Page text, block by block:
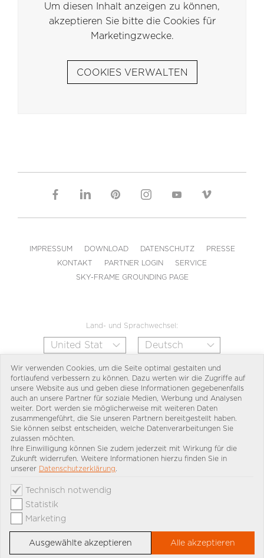
Um diesen Inhalt anzeigen zu können,
akzeptieren Sie bitte die Cookies für
Marketingzwecke.
COOKIES VERWALTEN
IMPRESSUM DOWNLOAD DATENSCHUTZ
PRESSE
KONTAKT
PARTNER LOGIN
SERVICE
SKY-FRAME GROUNDING PAGE
Land- und Sprachwechsel:
Wir verwenden Cookies, um die Seite optimal gestalten und
fortlaufend verbessern zu können. Dazu werten wir die Zugriffe auf
unsere Website aus und geben diese Informationen gegebenenfalls
auch an unsere Partner für soziale Medien, Werbung und Analysen
weiter. Dort werden sie möglicherweise mit weiteren Daten
zusammengeführt, die Sie unseren Partnern bereitgestellt haben.
Sie können selbst entscheiden, welche Datenverarbeitungen Sie
zulassen möchten.
Ihre Einwilligung können Sie zudem jederzeit mit Wirkung für die
Zukunft widerrufen. Weitere Informationen hierzu finden Sie in
unserer Datenschutzerklärung.
Technisch notwendig
Statistik
Marketing
Ausgewählte akzeptieren Alle akzeptieren